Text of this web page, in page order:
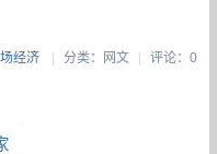
经济 | 分类：网文| 评论：0